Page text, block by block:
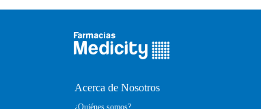
Acerca de Nosotros
¿Quiénes somos?